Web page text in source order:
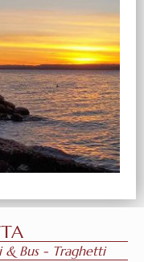
Bus - Traghetti